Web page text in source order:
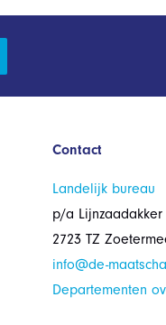
Contact
Landelijk bureau
p/a Lijnzaadakker
2723 TZ
info@de-
Departementen